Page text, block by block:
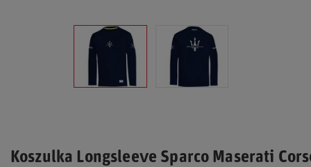
Koszulka Longsleeve Sparco Maserati